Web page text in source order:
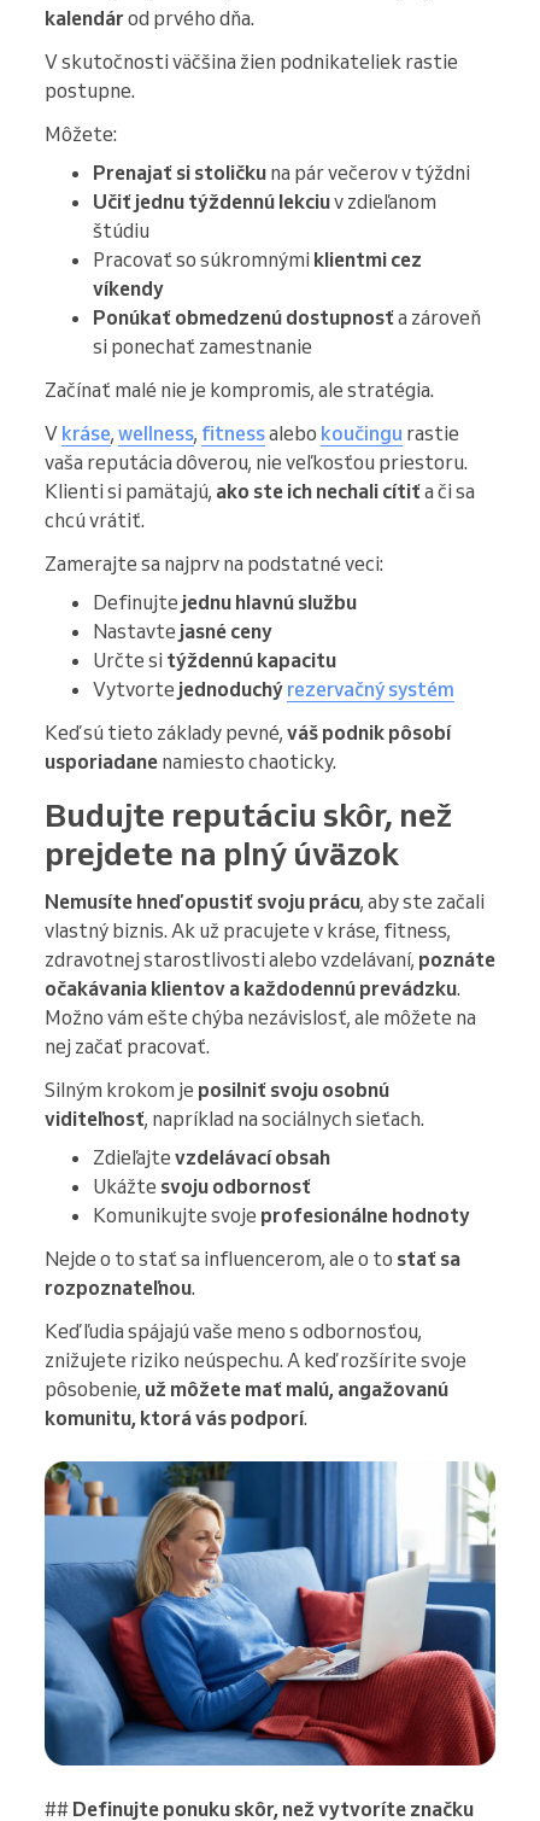
kalendárod prvého dňa.
V skutočnosti väčšina žien podnikateliek rastie
postupne.
Môžete:
Prenajať si stoličku na pár večerov v týždni
Učiť jednu týždennú lekciuv zdieľanom
štúdiu
Pracovať so súkromnými klientmi cez
víkendy
Ponúkať obmedzenú dostupnosťa zároveň
si ponechať zamestnanie
Začínať malé nie je kompromis, ale stratégia.
V kráse, wellness, fitnessalebo koučingu rastie
vaša reputácia dôverou, nie veľkosťou priestoru.
Klienti si pamätajú, ako ste ich nechali cítiťa či sa
chcú vrátiť.
Zamerajte sa najprv na podstatné veci:
Definujte jednu hlavnú službu
Nastavte jasné ceny
Určte si týždennú kapacitu
Vytvorte jednoduchý rezervačný systém
Keď sú tieto základy pevné, váš podnik pôsobí
usporiadane namiesto chaoticky.
Budujte reputáciu skôr, než
prejdete na plný úväzok
Nemusíte hneď opustiť svoju prácu, aby ste začali
vlastný biznis. Ak už pracujete v kráse, fitness,
zdravotnej starostlivosti alebo vzdelávaní, poznáte
očakávania klientov a každodennú prevádzku.
Možno vám ešte chýba nezávislosť, ale môžete na
nej začať pracovať.
Silným krokom je posilniť svoju osobnú
viditeľnosť, napríklad na sociálnych sieťach.
Zdieľajte vzdelávací obsah
Ukážte svoju odbornosť
Komunikujte svoje profesionálne hodnoty
Nejde o to stať sa influencerom, ale o to stať sa
rozpoznateľnou.
Keď ľudia spájajú vaše meno s odbornosťou,
znižujete riziko neúspechu. A keď rozšírite svoje
pôsobenie, už môžete mať malú, angažovanú
komunitu, ktorá vás podporí.
## Definujte ponuku skôr, než vytvoríte značku